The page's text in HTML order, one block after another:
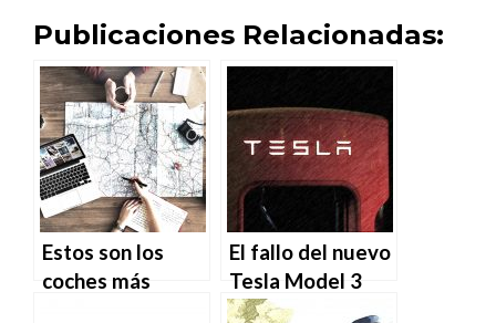
Publicaciones Relacionadas:
Estos son los
coches más
El fallo del nuevo
Tesla Model 3
que se ha vuelto